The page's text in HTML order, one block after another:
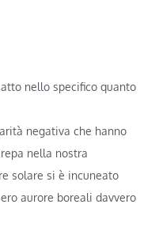
nello specifico quanto
negativa che hanno
nella nostra
solare si è incuneato
aurore boreali davvero